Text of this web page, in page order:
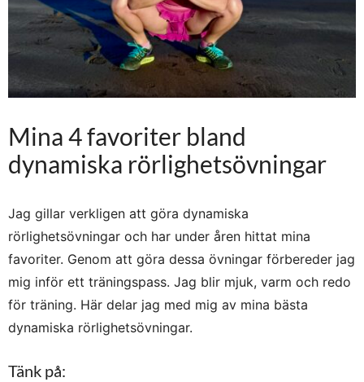
Mina 4 favoriter bland
dynamiska rörlighetsövningar
Jag gillar verkligen att göra dynamiska
rörlighetsövningar och har under åren hittat mina
favoriter. Genom att göra dessa övningar förbereder jag
mig inför ett träningspass. Jag blir mjuk, varm och redo
för träning. Här delar jag med mig av mina bästa
dynamiska rörlighetsövningar.
Tänk på: